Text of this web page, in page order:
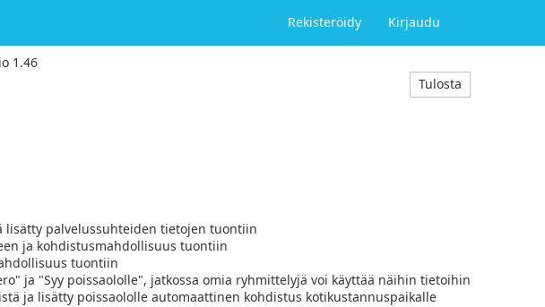
Rekisteröidy Kirjaudu
1.46
Tulosta
lisätty palvelussuhteiden tietojen tuontiin
ja kohdistusmahdollisuus tuontiin
tuontiin
ja "Syy poissaololle", jatkossa omia ryhmittelyjä voi käyttää näihin tietoihin
ja lisätty poissaololle automaattinen kohdistus kotikustannuspaikalle